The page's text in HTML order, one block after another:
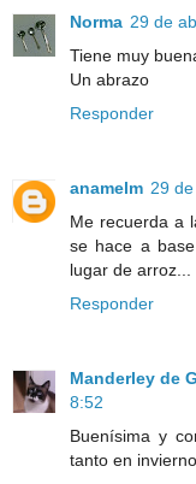
Norma 29 de
Tiene muy
Un abrazo
Responder
anamelm 29
Me recuerda a
se hace a
lugar de arroz...
Responder
Manderley de
8:52
Buenísima y
tanto en